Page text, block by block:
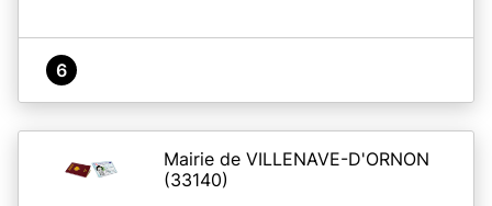
6
Mairie de VILLENAVE-D'ORNON
(33140)